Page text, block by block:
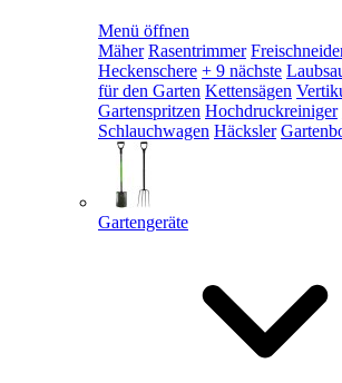
Menü öffnen
Mäher Rasentrimmer
Heckenschere + 9 nächste
für den Garten Kettensägen
Gartenspritzen Hochdruckreiniger
Schlauchwagen Häcksler
Gartengeräte